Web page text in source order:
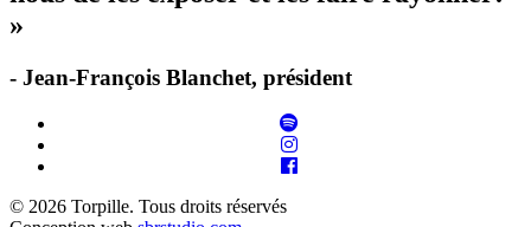
»
- Jean-François Blanchet, président
© 2026 Torpille. Tous droits réservés